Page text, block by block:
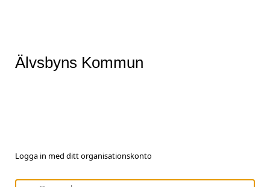
Älvsbyns Kommun
Logga in med ditt organisationskonto